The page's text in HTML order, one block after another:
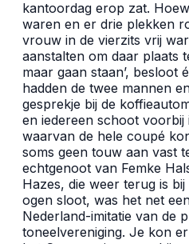
kantoordag erop zat.
waren en er drie plekken
vrouw in de vierzits vrij
aanstalten om daar plaats
maar gaan staan’, besloot
hadden de twee mannen
gesprekje bij de
en iedereen schoot
waarvan de hele coupé
soms geen touw aan vast
echtgenoot van Femke
Hazes, die weer terug is
ogen sloot, was het net
Nederland-imitatie van de
toneelvereniging. Je kon